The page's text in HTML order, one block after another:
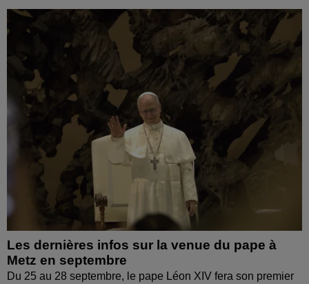
Les dernières infos sur la venue du pape à
Metz en septembre
Du 25 au 28 septembre, le pape Léon XIV fera son premier